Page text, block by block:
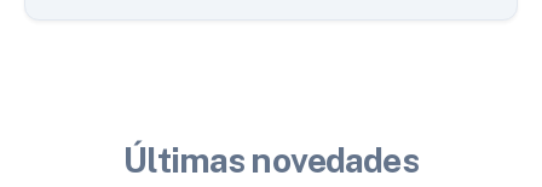
Últimas novedades